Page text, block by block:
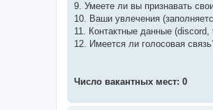
9. Умеете ли вы признавать
10. Ваши увлечения
11. Контактные данные
12. Имеется ли голосовая
Число вакантных мест: 0